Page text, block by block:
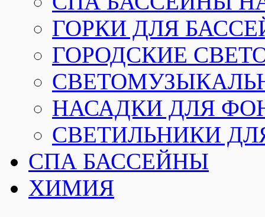
ГОРКИ ДЛЯ
ГОРОДСКИЕ
НАСАДКИ ДЛЯ
СВЕТИЛЬНИКИ
СПА БАССЕЙНЫ
ХИМИЯ